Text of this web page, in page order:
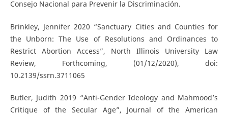
Consejo Nacional para Prevenir la Discriminación.
Brinkley, Jennifer 2020 “Sanctuary Cities and Counties for
the Unborn: The Use of Resolutions and Ordinances to
Restrict Abortion Access”, North Illinois University Law
Review, Forthcoming, (01/12/2020), doi:
10.2139/ssrn.3711065
Butler, Judith 2019 “Anti-Gender Ideology and Mahmood’s
Critique of the Secular Age”, Journal of the American